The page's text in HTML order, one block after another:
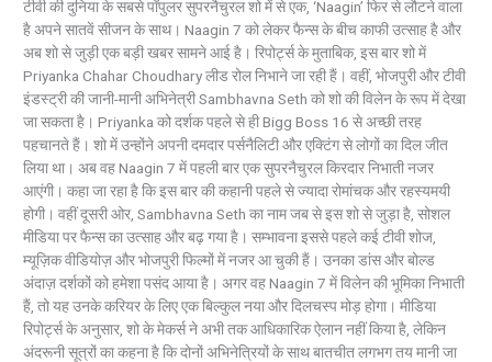
टीवी की दुनिया के सबसे पॉपुलर सुपरनैचुरल शो में से एक, ‘Naagin’ फिर से लौटने वाला
है अपने सातवें सीजन के साथ। Naagin 7 को लेकर फैन्स के बीच काफी उत्साह है और
अब शो से जुड़ी एक बड़ी खबर सामने आई है। रिपोर्ट्स के मुताबिक, इस बार शो में
Priyanka Chahar Choudhary लीड रोल निभाने जा रही हैं। वहीं, भोजपुरी और टीवी
इंडस्ट्री की जानी-मानी अभिनेत्री Sambhavna Seth को शो की विलेन के रूप में देखा
जा सकता है। Priyanka को दर्शक पहले से ही Bigg Boss 16 से अच्छी तरह
पहचानते हैं। शो में उन्होंने अपनी दमदार पर्सनैलिटी और एक्टिंग से लोगों का दिल जीत
लिया था। अब वह Naagin 7 में पहली बार एक सुपरनैचुरल किरदार निभाती नजर
आएंगी। कहा जा रहा है कि इस बार की कहानी पहले से ज्यादा रोमांचक और रहस्यमयी
होगी। वहीं दूसरी ओर, Sambhavna Seth का नाम जब से इस शो से जुड़ा है, सोशल
मीडिया पर फैन्स का उत्साह और बढ़ गया है। सम्भावना इससे पहले कई टीवी शोज,
म्यूज़िक वीडियोज़ और भोजपुरी फिल्मों में नजर आ चुकी हैं। उनका डांस और बोल्ड
अंदाज़ दर्शकों को हमेशा पसंद आया है। अगर वह Naagin 7 में विलेन की भूमिका निभाती
हैं, तो यह उनके करियर के लिए एक बिल्कुल नया और दिलचस्प मोड़ होगा। मीडिया
रिपोर्ट्स के अनुसार, शो के मेकर्स ने अभी तक आधिकारिक ऐलान नहीं किया है, लेकिन
अंदरूनी सूत्रों का कहना है कि दोनों अभिनेत्रियों के साथ बातचीत लगभग तय मानी जा